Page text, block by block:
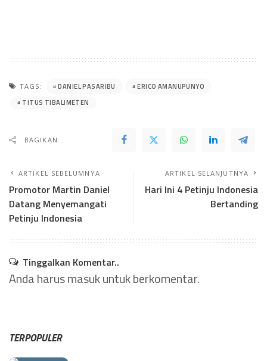
TAGS: DANIEL PASARIBU
ERICO AMANUPUNYO
TITUS TIBALIMETEN
BAGIKAN..
ARTIKEL SEBELUMNYA
Promotor Martin Daniel
Datang Menyemangati
Petinju Indonesia
ARTIKEL SELANJUTNYA
Hari Ini 4 Petinju Indonesia
Bertanding
Tinggalkan Komentar..
Anda harusmasukuntuk berkomentar.
TERPOPULER